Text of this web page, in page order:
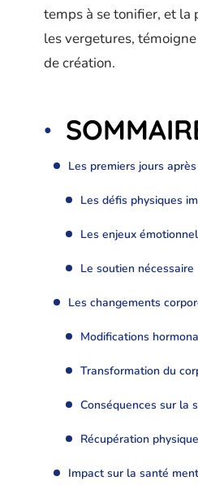
temps à se tonifier, et la
les vergetures,
de création.
Les premiers jours
Les défis physiques
Les enjeux
Le soutien nécessaire
Les changements
Modifications
Transformation du
Conséquences sur la
Récupération physique
Impact sur la santé